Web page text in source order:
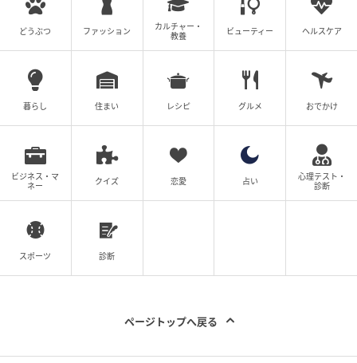
どうぶつ ファッション
カルチャー・
教養
ビューティー ヘルスケア
暮らし 住まい レシピ グルメ おでかけ
ビジネス・マ
ネー
クイズ 恋愛 占い
心理テスト・
診断
スポーツ 診断
ページトップへ戻る